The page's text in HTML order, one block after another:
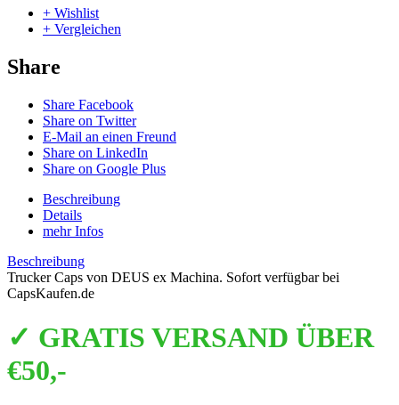
+ Wishlist
+ Vergleichen
Share
Share Facebook
Share on Twitter
E-Mail an einen Freund
Share on LinkedIn
Share on Google Plus
Beschreibung
Details
mehr Infos
Beschreibung
Trucker Caps von DEUS ex Machina. Sofort verfügbar bei
CapsKaufen.de
✓ GRATIS VERSAND ÜBER
€50,-